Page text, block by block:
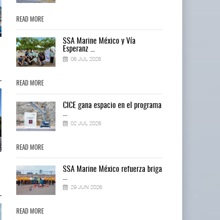
IT-ANÁLISIS: Puerto Lázaro
Cárdenas incorpora ...
06 AGO 2026
telecomunicaciones p ...
06 AGO 2026
telecomunicaciones p ...
READ MORE
SSA Marine México y Vía
Esperanz ...
06 JUL 2026
READ MORE
CICE gana espacio en el programa
02 JUL 2026
READ MORE
SSA Marine México refuerza briga
...
29 JUN 2026
READ MORE